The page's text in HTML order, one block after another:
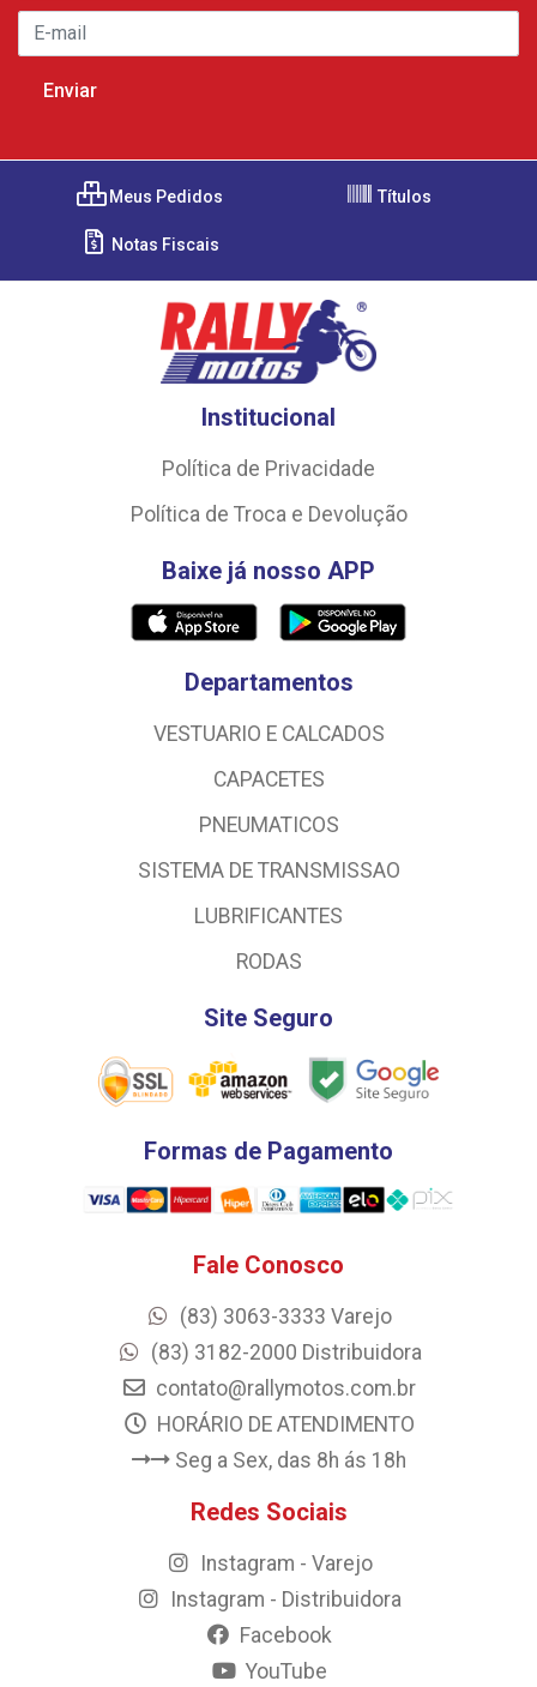
Meus Pedidos Títulos
Notas Fiscais
Institucional
Política de Privacidade
Política de Troca e Devolução
Baixe já nosso APP
Departamentos
VESTUARIO E CALCADOS
CAPACETES
PNEUMATICOS
SISTEMA DE TRANSMISSAO
LUBRIFICANTES
RODAS
Site Seguro
Formas de Pagamento
Fale Conosco
(83) 3063-3333 Varejo
(83) 3182-2000 Distribuidora
contato@rallymotos.com.br
HORÁRIO DE ATENDIMENTO
Seg a Sex, das 8h ás 18h
Redes Sociais
Instagram - Varejo
Instagram - Distribuidora
Facebook
YouTube